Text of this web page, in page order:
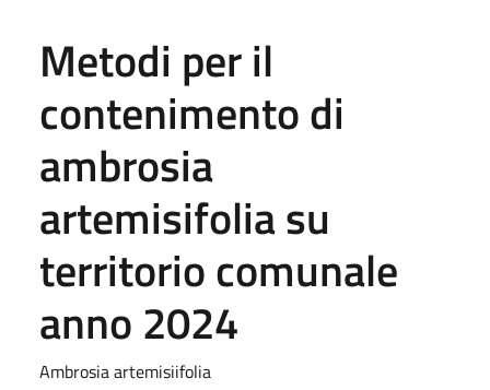
Metodi per il
contenimento di
ambrosia
artemisifolia su
territorio comunale
anno 2024
Ambrosia artemisiifolia